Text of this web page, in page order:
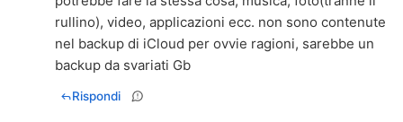
rullino), video, applicazioni ecc. non sono contenute
nel backup di iCloud per ovvie ragioni, sarebbe un
backup da svariati Gb
Rispondi